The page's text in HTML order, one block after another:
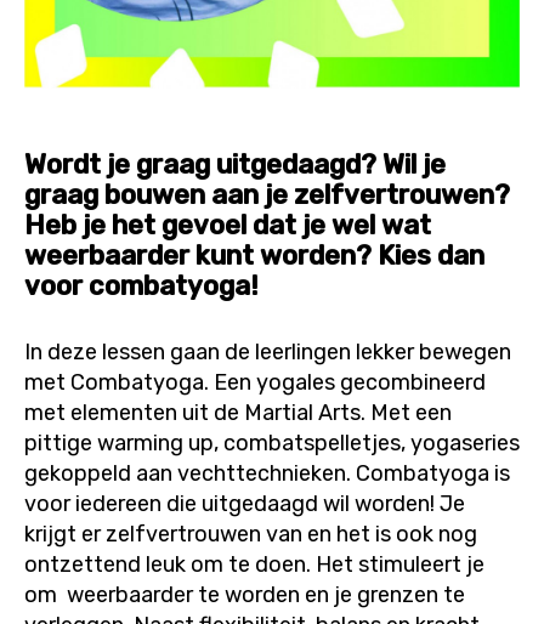
Wordt je graag uitgedaagd? Wil je
graag bouwen aan je zelfvertrouwen?
Heb je het gevoel dat je wel wat
weerbaarder kunt worden? Kies dan
voor combatyoga!
In deze lessen gaan de leerlingen lekker bewegen
met Combatyoga. Een yogales gecombineerd
met elementen uit de Martial Arts. Met een
pittige warming up, combatspelletjes, yogaseries
gekoppeld aan vechttechnieken. Combatyoga is
voor iedereen die uitgedaagd wil worden! Je
krijgt er zelfvertrouwen van en het is ook nog
ontzettend leuk om te doen. Het stimuleert je
om weerbaarder te worden en je grenzen te